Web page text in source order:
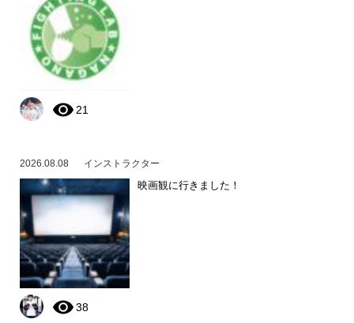
21
2026.08.08 インストラクター
映画観に行きました！
38